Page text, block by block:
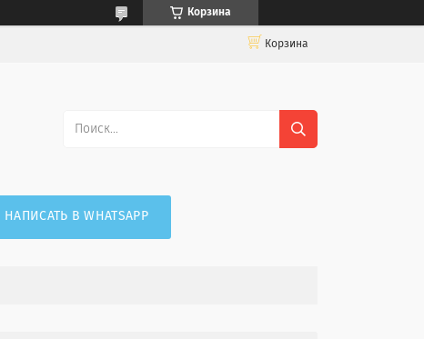
Корзина
Корзина
НАПИСАТЬ В WHATSAPP